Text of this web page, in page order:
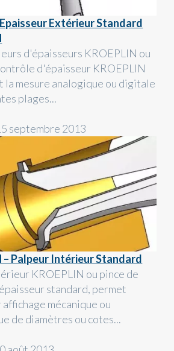
Extérieur Standard
d'épaisseurs KROEPLIN ou
d'épaisseur KROEPLIN
mesure analogique ou digitale
plages...
septembre 2013
– Palpeur Intérieur Standard
KROEPLIN ou pince de
standard, permet
affichage mécanique ou
de diamètres ou cotes...